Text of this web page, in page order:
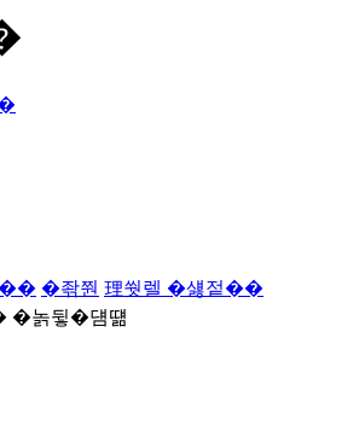
�� �좎쭨 理쒓렐 �섏젙��
놁뒿�덈떎